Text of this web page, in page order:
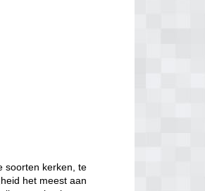
soorten kerken, te
het meest aan